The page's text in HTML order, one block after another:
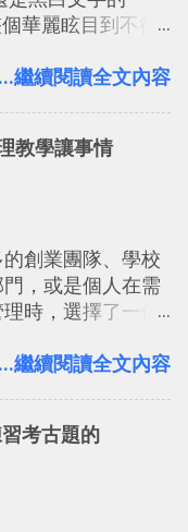
的生活雜感、毫
一種很自然無隔
少見，台灣
一向簡約的
」更是一個
能，下面就來分
的一些感想。
esorhjy
碎念外，你可以
的個人頁面，然
華麗眩目到不行
（應該也是世界上
慘不忍睹，但如
的回味。 還好我
」網站提供了讓技
、Javascript新
個最新的作品，
「 DOOM on the
通關！不過目前
Google Chrome
繼續閱讀全文內容
教學讓事情
創業團隊、學校
，或是個人在需
時，選擇了一個
具，讓這麼多人都
把 Evernote 當
！幫雲端硬碟
繼續閱讀全文內容
考古題的